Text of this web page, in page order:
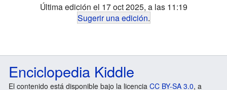
Última edición el 17 oct 2025, a las 11:19
Sugerir una edición.
Enciclopedia Kiddle
El contenido está disponible bajo la licencia CC BY-SA 3.0, a